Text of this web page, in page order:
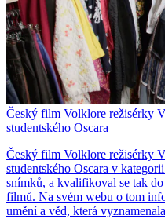
Český film Volklore režisérky
studentského Oscara
Český film Volklore režisérky
studentského Oscara v
snímků, a kvalifikoval se tak
filmů. Na svém webu o tom
umění a věd, která